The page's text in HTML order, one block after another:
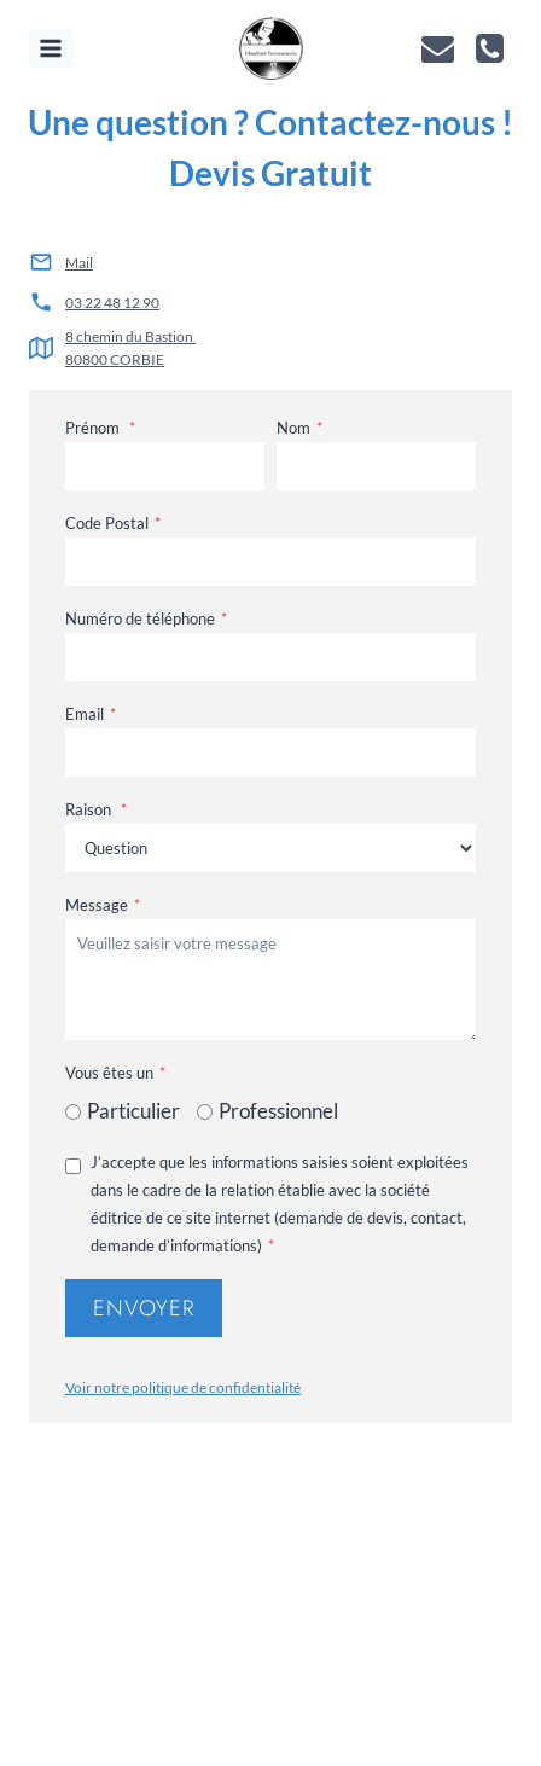
Une question ?Contactez-nous !
Devis Gratuit
Mail
03 22 48 12 90
8 chemin du Bastion
80800 CORBIE
Prénom * Nom *
Code Postal *
Numéro de téléphone *
Email *
Raison *
Message *
Vous êtes un *
Particulier Professionnel
J’accepte que les informations saisies soient exploitées
dans le cadre de la relation établie avec la société
éditrice de ce site internet (demande de devis, contact,
demande d’informations) *
ENVOYER
Voir notre politique de confidentialité